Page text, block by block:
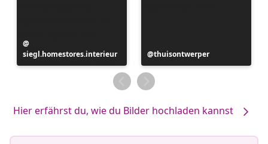
veröffentlicht
von
siegl.homestores.interieur
Beitrag
veröffentlicht
von
thuisontwerper
Hier erfährst du, wie du Bilder hochladen kannst